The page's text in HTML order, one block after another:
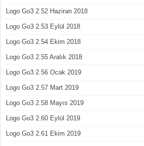
Logo Go3 2.52 Haziran 2018
Logo Go3 2.53 Eylül 2018
Logo Go3 2.54 Ekim 2018
Logo Go3 2.55 Aralık 2018
Logo Go3 2.56 Ocak 2019
Logo Go3 2.57 Mart 2019
Logo Go3 2.58 Mayıs 2019
Logo Go3 2.60 Eylül 2019
Logo Go3 2.61 Ekim 2019